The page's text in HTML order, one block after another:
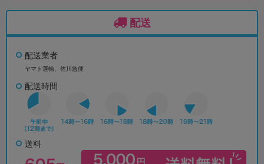
配送
配送業者
ヤマト運輸、佐川急便
配送時間
送料